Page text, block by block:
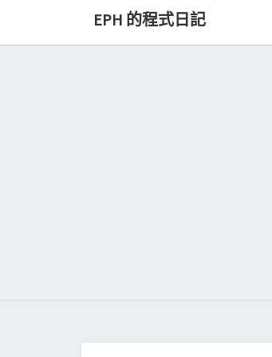
EPH 的程式日記